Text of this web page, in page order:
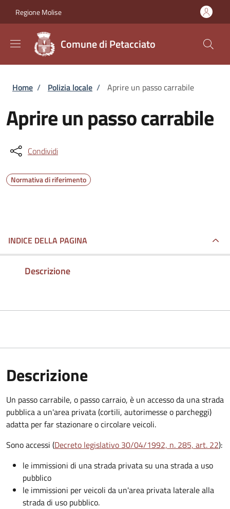
Regione Molise
Comune di Petacciato
Briciole di pane
Home / Polizia locale / Aprire un passo carrabile
Aprire un passo carrabile
Condividi
Normativa di riferimento
INDICE DELLA PAGINA
Descrizione
Descrizione
Un passo carrabile, o passo carraio, è un accesso da una strada
pubblica a un'area privata (cortili, autorimesse o parcheggi)
adatta per far stazionare o circolare veicoli.
Sono accessi (Decreto legislativo 30/04/1992, n. 285, art. 22):
le immissioni di una strada privata su una strada a uso
pubblico
le immissioni per veicoli da un'area privata laterale alla
strada di uso pubblico.